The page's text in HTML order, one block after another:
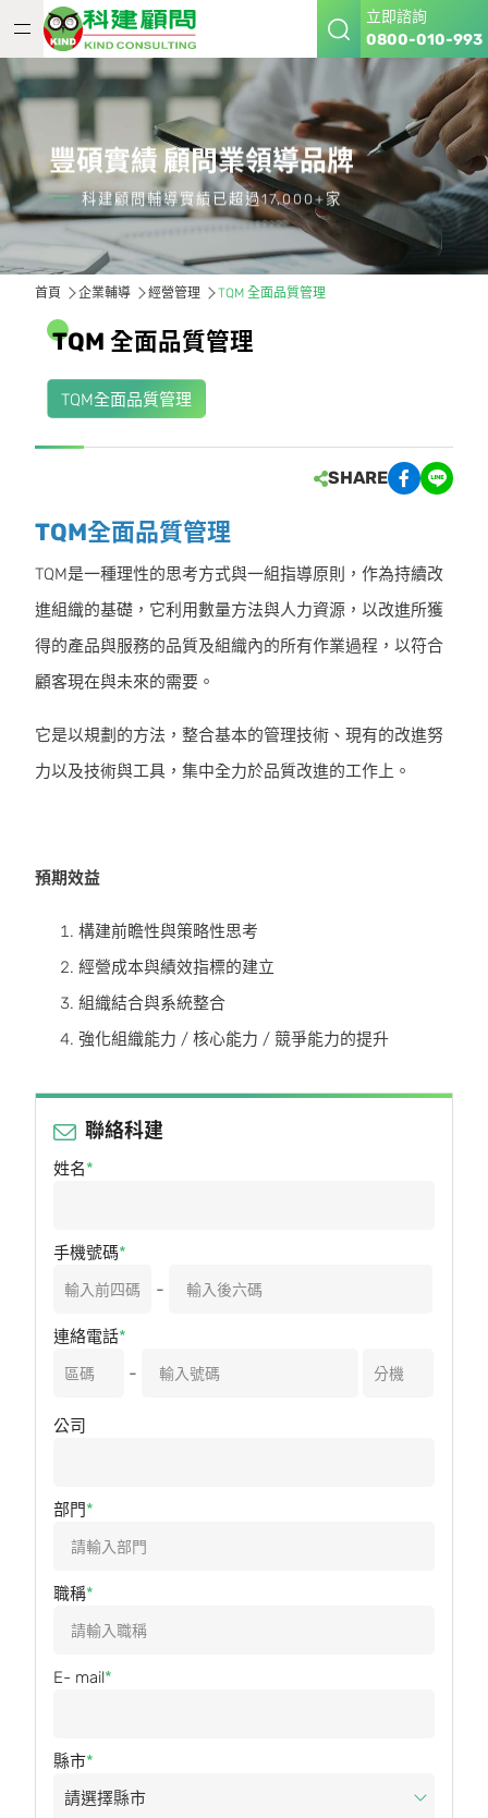
立即諮詢
0800-010-993
豐碩實績 顧問業領導品牌
科建顧問輔導實績已超過17,000+家
首頁 企業輔導 經營管理 TQM 全面品質管理
TQM 全面品質管理
TQM全面品質管理
SHARE
TQM全面品質管理
TQM是一種理性的思考方式與一組指導原則，作為持續改
進組織的基礎，它利用數量方法與人力資源，以改進所獲
得的產品與服務的品質及組織內的所有作業過程，以符合
顧客現在與未來的需要。
它是以規劃的方法，整合基本的管理技術、現有的改進努
力以及技術與工具，集中全力於品質改進的工作上。
預期效益
構建前瞻性與策略性思考
經營成本與績效指標的建立
組織結合與系統整合
強化組織能力 / 核心能力 / 競爭能力的提升
聯絡科建
姓名
手機號碼
-
連絡電話
-
公司
部門
職稱
E- mail
縣市